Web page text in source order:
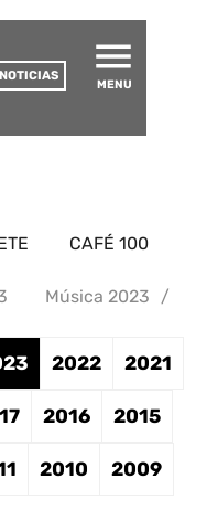
NOTICIAS
MENU
CAFÉ 100
Música 2023 /
2022 2021
2016 2015
2010 2009